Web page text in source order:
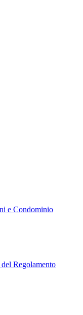
e Condominio
Regolamento